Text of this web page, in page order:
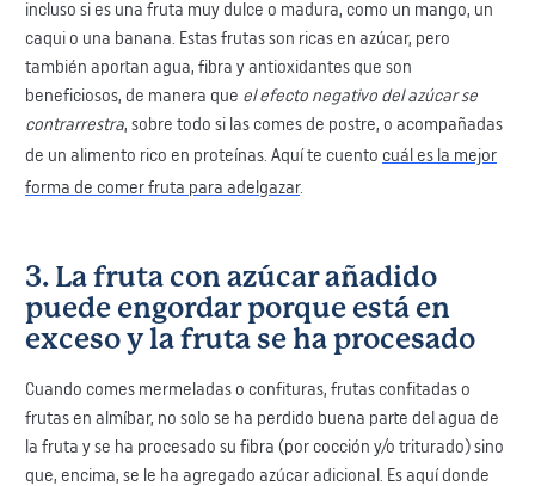
incluso si es una fruta muy dulce o madura, como un mango, un
caqui o una banana. Estas frutas son ricas en azúcar, pero
también aportan agua, fibra y antioxidantes que son
beneficiosos, de manera que el efecto negativo del azúcar se
contrarrestra​, ​sobre todo si las comes ​de postre, o acompañadas
de un alimento rico en proteínas. Aquí te cuento cuál es la mejor
forma de comer fruta para adelgazar.
3. ​La fruta con azúcar añadido
puede engordar porque está en
exceso y la fruta se ha procesado
​Cuando comes mermeladas o confituras, frutas confitadas o
frutas en almíbar, no solo se ha perdido buena parte del agua de
la fruta y se ha procesado su fibra (por cocción y/o triturado) sino
que, encima, se le ha agregado azúcar adicional. ​​Es aquí donde